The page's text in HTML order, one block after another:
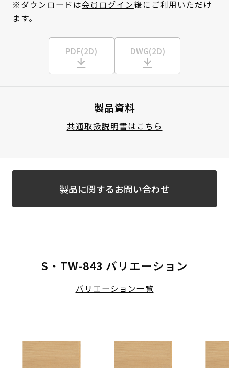
※ダウンロードは会員ログイン後にご利用いただけ
ます。
PDF(2D) DWG(2D)
製品資料
共通取扱説明書はこちら
製品に関するお問い合わせ
S・TW-843 バリエーション
バリエーション一覧